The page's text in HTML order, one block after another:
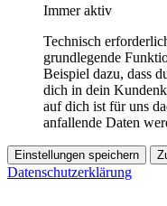
Immer aktiv
Technisch
grundlegende
Beispiel dazu, dass
dich in dein
auf dich ist für uns
anfallende Daten
Einstellungen speichern
Datenschutzerklärung